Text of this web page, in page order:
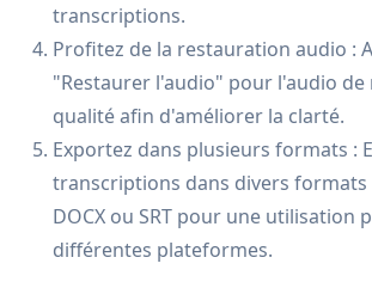
transcriptions.
Profitez de la restauration audio :
"Restaurer l'audio" pour l'audio de
qualité afin d'améliorer la clarté.
Exportez dans plusieurs formats :
transcriptions dans divers formats
DOCX ou SRT pour une utilisation
différentes plateformes.